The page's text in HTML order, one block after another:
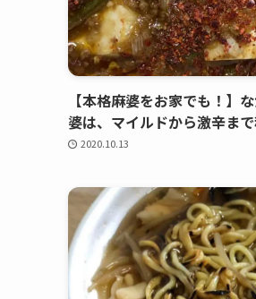
【本格麻婆をお家でも！】
婆は、マイルドから激辛ま
2020.10.13